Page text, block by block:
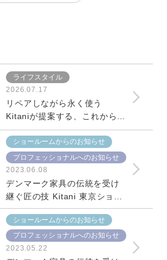
ライフスタイル
2026.07.17
リペアしながら永く使う
Kitaniが提案する、これからの
暮らしを紡ぐ家具選び
ショールームからのお知らせ
プロフェッショナルへのお知らせ
2023.06.08
デンマーク家具の伝統を受け
継ぐ匠の技 Kitani 東京ショー
ルーム 【後編】
ショールームからのお知らせ
プロフェッショナルへのお知らせ
2023.05.22